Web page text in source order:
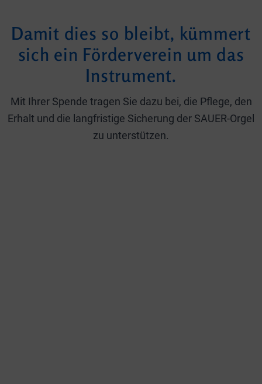
Damit dies so bleibt, kümmert
sich ein Förderverein um das
Instrument.
Mit Ihrer Spende tragen Sie dazu bei, die Pflege, den
Erhalt und die langfristige Sicherung der SAUER-Orgel
zu unterstützen.